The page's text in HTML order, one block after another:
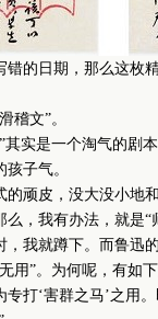
日期，那么这枚
文”。
是一个淘气的剧
子气。
皮，没大没小地
，我有办法，就是“
我就蹲下。而鲁迅
用”。为何呢，有如
打‘害群之马’之用